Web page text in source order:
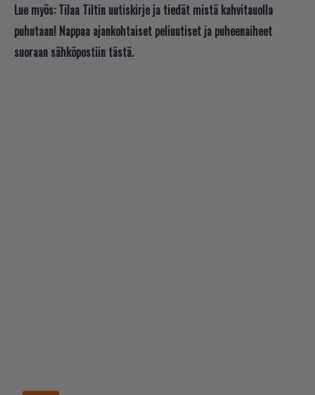
Lue myös: Tilaa Tiltin uutiskirje ja tiedät mistä kahvitauolla
puhutaan! Nappaa ajankohtaiset peliuutiset ja puheenaiheet
suoraan sähköpostiin tästä.